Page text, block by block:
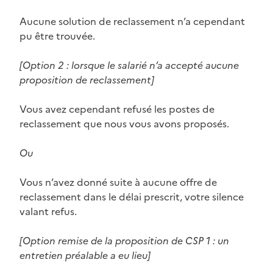
Aucune solution de reclassement n’a cependant
pu être trouvée.
[Option 2 : lorsque le salarié n’a accepté aucune
proposition de reclassement]
Vous avez cependant refusé les postes de
reclassement que nous vous avons proposés.
Ou
Vous n’avez donné suite à aucune offre de
reclassement dans le délai prescrit, votre silence
valant refus.
[Option remise de la proposition de CSP 1 : un
entretien préalable a eu lieu]